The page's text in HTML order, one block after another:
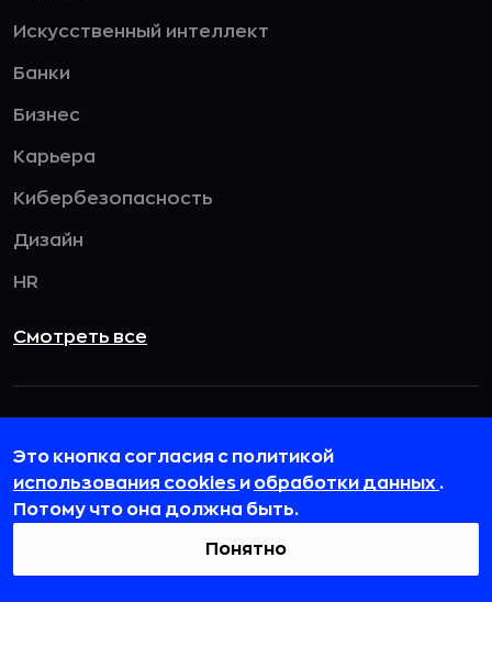
Искусственный интеллект
Банки
Бизнес
Карьера
Кибербезопасность
Дизайн
HR
Смотреть все
округ Даниловский, пр-кт Андропова, д. 18, к. 3
team@rb.ru
Это кнопка согласия с политикой
использования cookies и обработки данных .
Потому что она должна быть.
Понятно